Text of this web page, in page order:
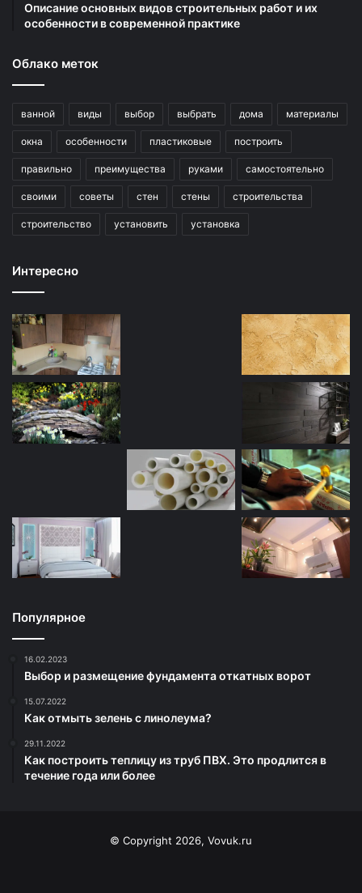
Описание основных видов строительных работ и их
особенности в современной практике
Облако меток
ванной виды выбор выбрать дома материалы
окна особенности пластиковые построить
правильно преимущества руками самостоятельно
своими советы стен стены строительства
строительство установить установка
Интересно
Популярное
16.02.2023
Выбор и размещение фундамента откатных ворот
15.07.2022
Как отмыть зелень с линолеума?
29.11.2022
Как построить теплицу из труб ПВХ. Это продлится в
течение года или более
© Copyright 2026, Vovuk.ru